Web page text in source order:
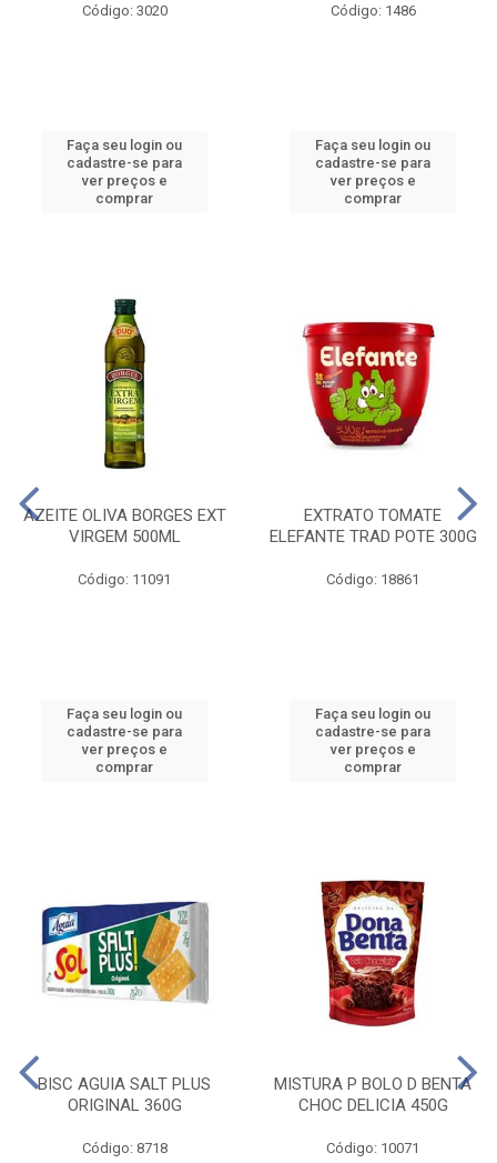
Código: 3020
Faça seu login ou
cadastre-se para
ver preços e
comprar
Código: 1486
Faça seu login ou
cadastre-se para
ver preços e
comprar
AZEITE OLIVA BORGES EXT
VIRGEM 500ML
Código: 11091
Faça seu login ou
cadastre-se para
ver preços e
comprar
EXTRATO TOMATE
ELEFANTE TRAD POTE 300G
Código: 18861
Faça seu login ou
cadastre-se para
ver preços e
comprar
BISC AGUIA SALT PLUS
ORIGINAL 360G
Código: 8718
MISTURA P BOLO D BENTA
CHOC DELICIA 450G
Código: 10071